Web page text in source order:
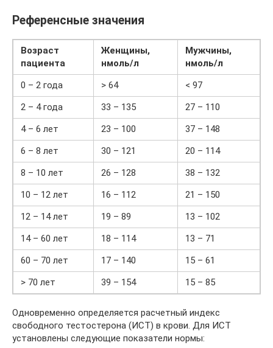
Референсные значения
Возраст
пациента
Женщины,
нмоль/л
Мужчины,
нмоль/л
0 – 2 года
> 64
< 97
2 – 4 года
33 – 135
27 – 110
4 – 6 лет
23 – 100
37 – 148
6 – 8 лет
30 – 121
20 – 114
8 – 10 лет
26 – 128
38 – 132
10 – 12 лет
16 – 112
21 – 150
12 – 14 лет
19 – 89
13 – 102
14 – 60 лет
18 – 114
13 – 71
60 – 70 лет
17 – 140
15 – 61
> 70 лет
39 – 154 15 – 85
Одновременно определяется расчетный индекс
свободного тестостерона (ИСТ) в крови. Для ИСТ
установлены следующие показатели нормы: